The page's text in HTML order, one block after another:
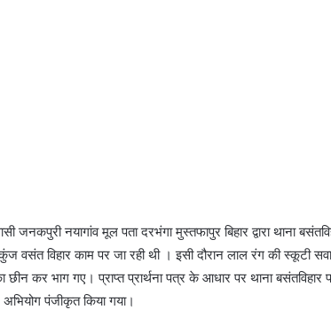
जनकपुरी नयागांव मूल पता दरभंगा मुस्तफापुर बिहार द्वारा थाना
वसंत विहार काम पर जा रही थी । इसी दौरान लाल रंग की स्कूटी
कर भाग गए। प्राप्त प्रार्थना पत्र के आधार पर थाना बसंतविहार
पंजीकृत किया गया।